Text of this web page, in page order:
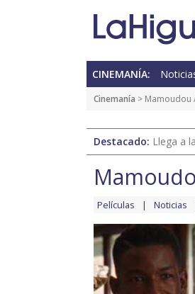
CINEMANÍA:
Cinemanía > Mamoudou
Destacado: Llega a
Películas Noticias